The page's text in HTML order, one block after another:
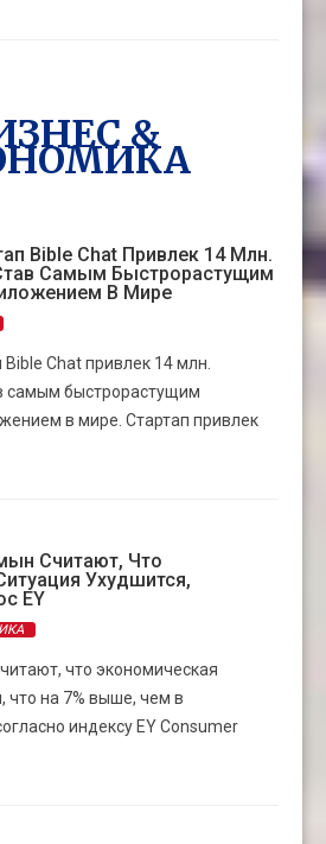
&
Bible Chat Привлек 14 Млн.
Самым Быстрорастущим
В Мире
Chat привлек 14 млн.
самым быстрорастущим
в мире. Стартап привлек
Считают, Что
Ухудшится,
EY
что экономическая
что на 7% выше, чем в
индексу EY Consumer